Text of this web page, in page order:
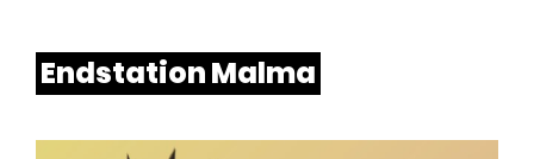
Endstation Malma